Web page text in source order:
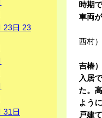
時期
車両
西村
吉椿
入居
た。
よう
戸建
23日 23
31 日